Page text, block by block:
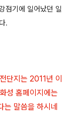
점기에 일어났던 일
.
단지는 2011년 이
성 홈페이지에는
는 말씀을 하시네